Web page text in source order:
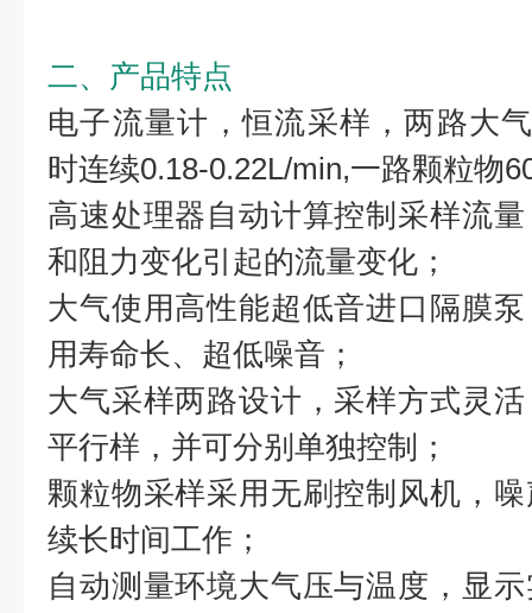
二、产品特点
电子流量计，恒流采样，两路大
时连续0.18-0.22L/min,一路颗粒物
高速处理器自动计算控制采样流
和阻力变化引起的流量变化；
大气使用高性能超低音进口隔膜
用寿命长、超低噪音；
大气采样两路设计，采样方式灵
平行样，并可分别单独控制；
颗粒物采样采用无刷控制风机，
续长时间工作；
自动测量环境大气压与温度，显